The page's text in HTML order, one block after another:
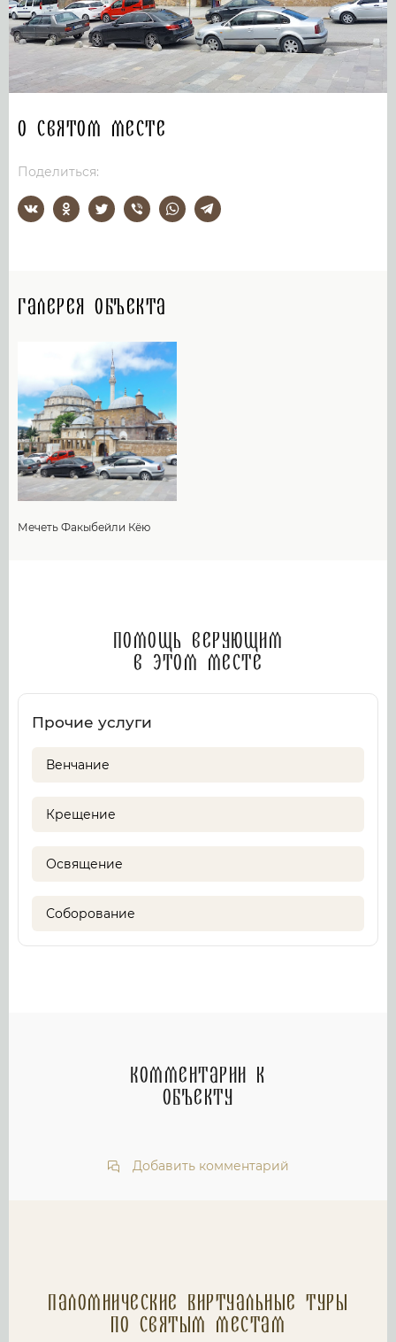
О святом месте
Поделиться:
Галерея объекта
Мечеть Факыбейли Кёю
Помощь верующим
в этом месте
Прочие услуги
Венчание
Крещение
Освящение
Соборование
Комментарии к
объекту
Добавить комментарий
Паломнические Виртуальные туры
по святым местам